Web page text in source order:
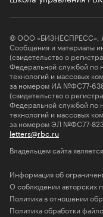
© ООО «БИЗНЕСПРЕСС»,
Сообщения и материалы
(свидетельство о
Федеральной службой по
технологий и массовых
за номером ИА №ФС77-
(свидетельство о
Федеральной службой по
технологий и массовых
за номером ЭЛ №ФС77-
letters@rbc.ru
Владельцем сайта
Информация об
О соблюдении авторских
Политика в отношении
Политика обработки